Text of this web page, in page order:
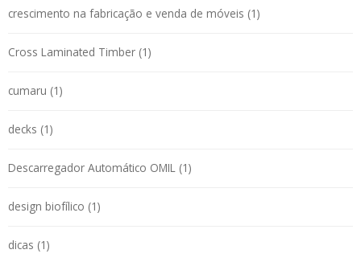
crescimento na fabricação e venda de móveis (1)
Cross Laminated Timber (1)
cumaru (1)
decks (1)
Descarregador Automático OMIL (1)
design biofílico (1)
dicas (1)